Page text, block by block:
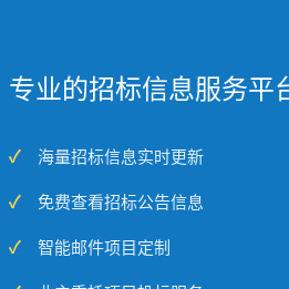
专业的招标信息服务平
海量招标信息实时更新
免费查看招标公告信息
智能邮件项目定制